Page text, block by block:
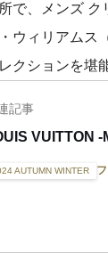
で、メンズ ク
ウィリアムス
クションを堪
記事
VUITTON
AUTUMN WINTER